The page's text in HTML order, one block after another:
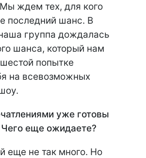
ждем тех, для кого
последний шанс. В
группа дождалась
шанса, который нам
попытке
на всевозможных
уже готовы
Чего еще ожидаете?
еще не так много. Но